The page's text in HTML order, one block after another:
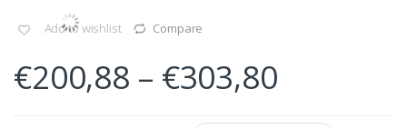
Add to wishlist Compare
€200,88 – €303,80